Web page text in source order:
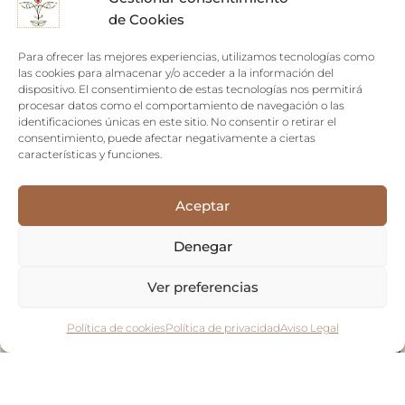
de Cookies
Para ofrecer las mejores experiencias, utilizamos tecnologías como
las cookies para almacenar y/o acceder a la información del
dispositivo. El consentimiento de estas tecnologías nos permitirá
procesar datos como el comportamiento de navegación o las
identificaciones únicas en este sitio. No consentir o retirar el
consentimiento, puede afectar negativamente a ciertas
características y funciones.
Aceptar
Denegar
Ver preferencias
Política de cookiesPolítica de privacidadAviso Legal
Sin existencias